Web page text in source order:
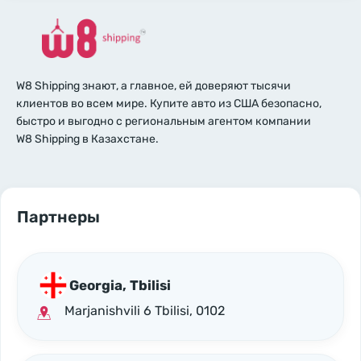
W8 Shipping знают, а главное, ей доверяют тысячи
клиентов во всем мире. Купите авто из США безопасно,
быстро и выгодно с региональным агентом компании
W8 Shipping в Казахстане.
Партнеры
Georgia, Tbilisi
Marjanishvili 6 Tbilisi, 0102